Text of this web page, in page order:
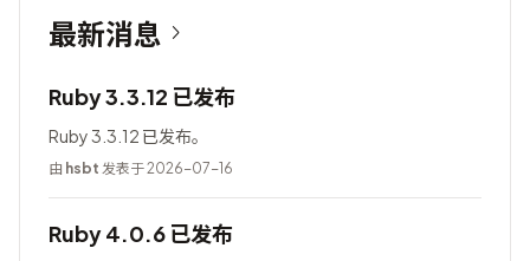
最新消息
Ruby 3.3.12 已发布
Ruby 3.3.12 已发布。
由 hsbt 发表于 2026-07-16
Ruby 4.0.6 已发布